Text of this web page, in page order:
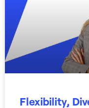
Flexibility,